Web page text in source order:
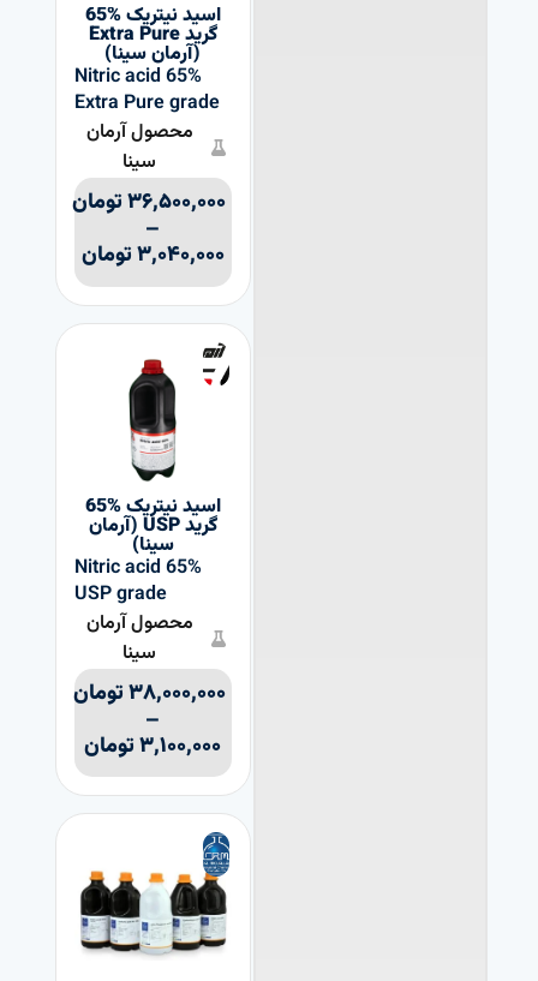
اسید نیتریک %65
گرید Extra Pure
(آرمان سینا)
Nitric acid 65%
Extra Pure grade
محصول آرمان
سینا
۳۶,۵۰۰,۰۰۰تومان
۳,۰۴۰,۰۰۰تومان
اسید نیتریک %65
گرید USP (آرمان
سینا)
Nitric acid 65%
USP grade
محصول آرمان
سینا
۳۸,۰۰۰,۰۰۰تومان
۳,۱۰۰,۰۰۰تومان